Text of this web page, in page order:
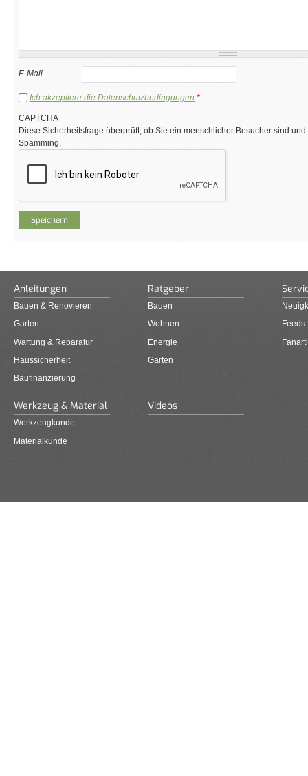
E-Mail
Ich akzeptiere die Datenschutzbedingungen *
CAPTCHA
Diese Sicherheitsfrage überprüft, ob Sie ein menschlicher Besucher sind
Spamming.
Anleitungen
Bauen & Renovieren
Garten
Wartung & Reparatur
Haussicherheit
Baufinanzierung
Ratgeber
Bauen
Wohnen
Energie
Garten
Feeds
Werkzeug & Material
Werkzeugkunde
Materialkunde
Videos